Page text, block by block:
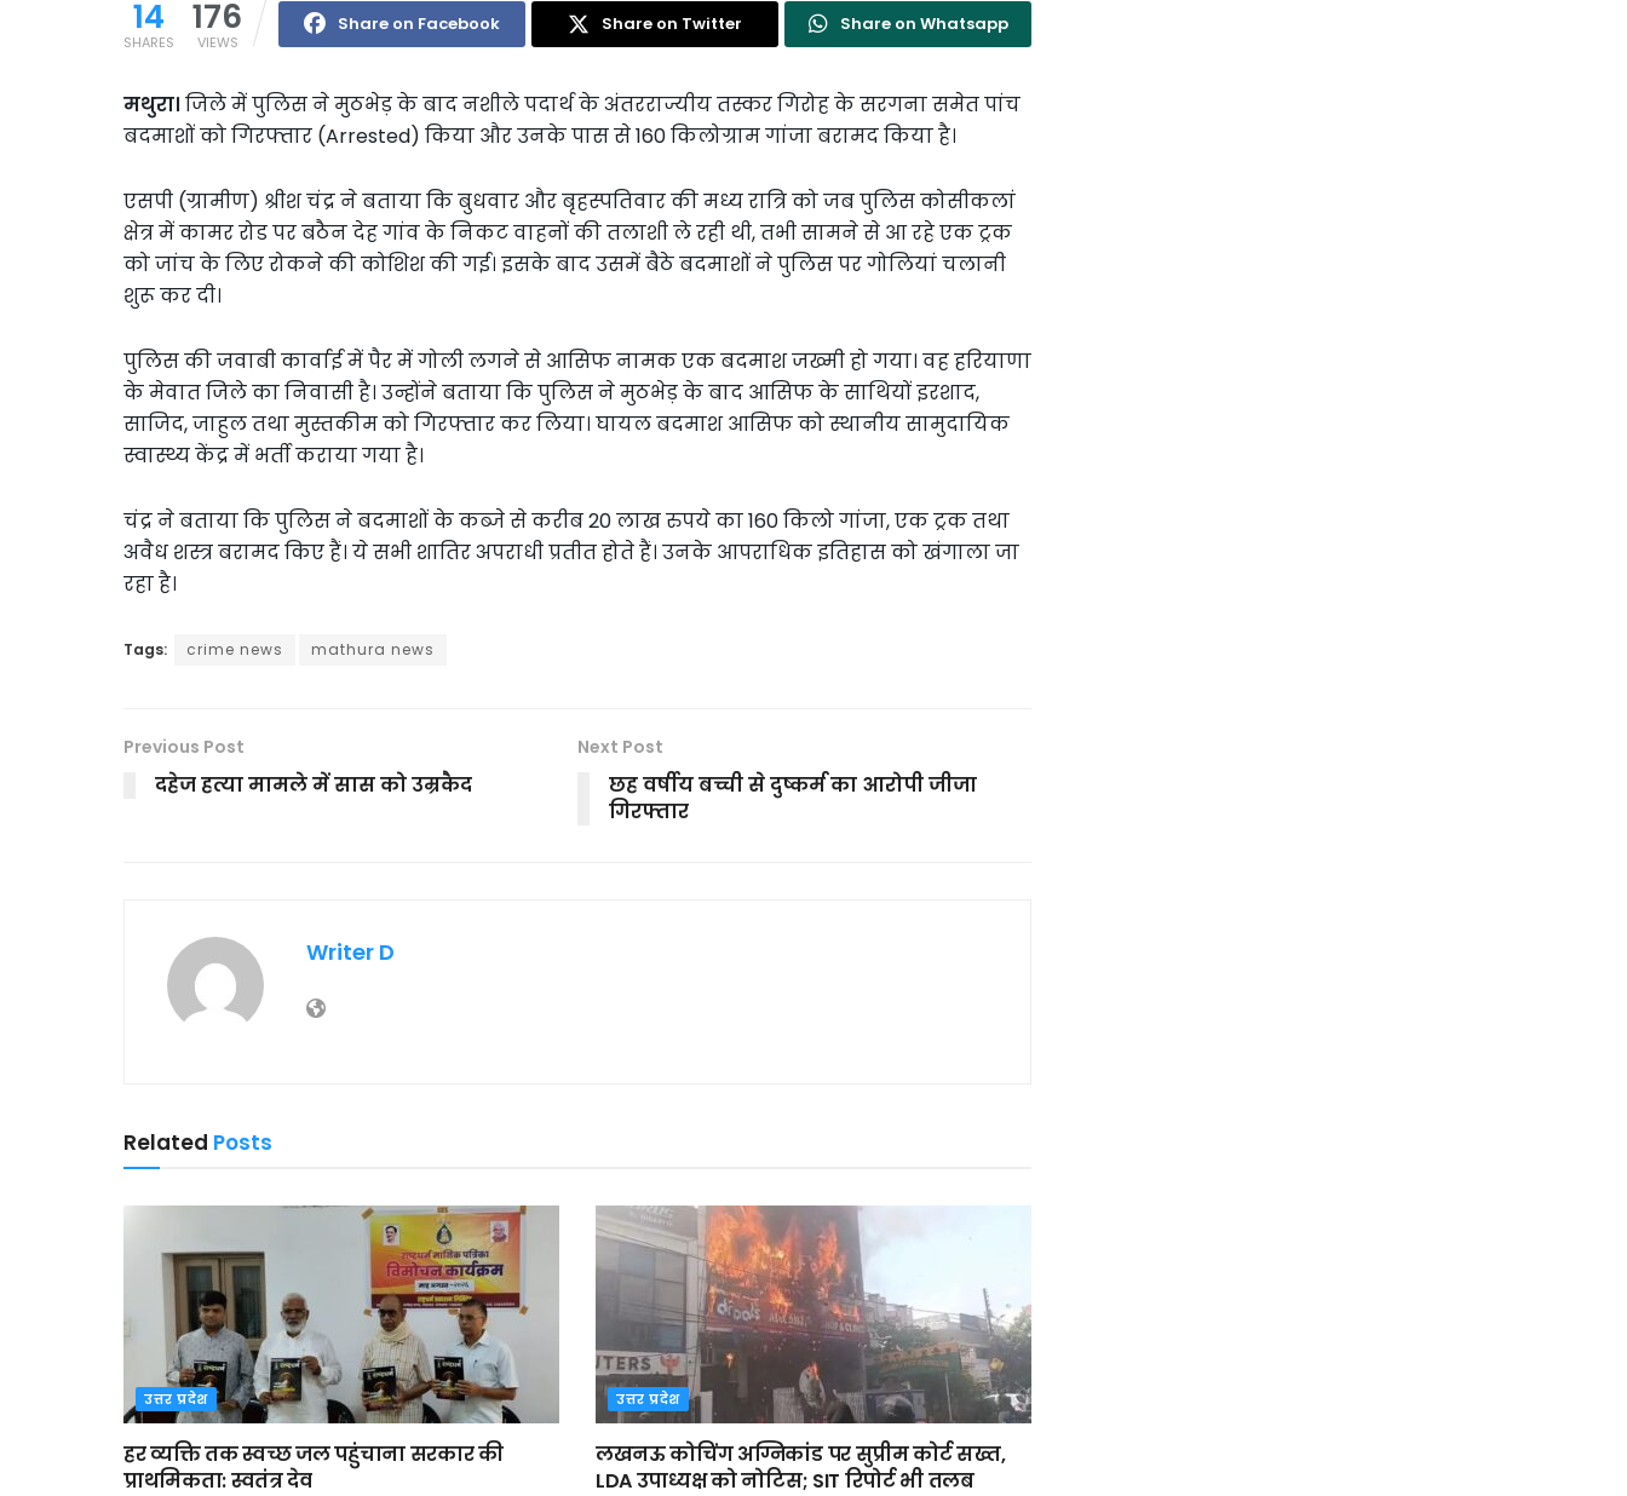
14
SHARES
176
VIEWS
Share on Facebook Share on Twitter Share on Whatsapp
मथुरा। जिले में पुलिस ने मुठभेड़ के बाद नशीले पदार्थ के अंतरराज्यीय तस्कर गिरोह के सरगना समेत पांच
बदमाशों को गिरफ्तार (Arrested) किया और उनके पास से 160 किलोग्राम गांजा बरामद किया है।
एसपी (ग्रामीण) श्रीश चंद्र ने बताया कि बुधवार और बृहस्पतिवार की मध्य रात्रि को जब पुलिस कोसीकलां
क्षेत्र में कामर रोड पर बठैन देह गांव के निकट वाहनों की तलाशी ले रही थी, तभी सामने से आ रहे एक ट्रक
को जांच के लिए रोकने की कोशिश की गई। इसके बाद उसमें बैठे बदमाशों ने पुलिस पर गोलियां चलानी
शुरू कर दी।
पुलिस की जवाबी कार्वाई में पैर में गोली लगने से आसिफ नामक एक बदमाश जख्मी हो गया। वह हरियाणा
के मेवात जिले का निवासी है। उन्होंने बताया कि पुलिस ने मुठभेड़ के बाद आसिफ के साथियों इरशाद,
साजिद, जाहुल तथा मुस्तकीम को गिरफ्तार कर लिया। घायल बदमाश आसिफ को स्थानीय सामुदायिक
स्वास्थ्य केंद्र में भर्ती कराया गया है।
चंद्र ने बताया कि पुलिस ने बदमाशों के कब्जे से करीब 20 लाख रुपये का 160 किलो गांजा, एक ट्रक तथा
अवैध शस्त्र बरामद किए हैं। ये सभी शातिर अपराधी प्रतीत होते हैं। उनके आपराधिक इतिहास को खंगाला जा
रहा है।
Tags: crime news mathura news
Previous Post
दहेज हत्या मामले में सास को उम्रकैद
Next Post
छह वर्षीय बच्ची से दुष्कर्म का आरोपी जीजा
गिरफ्तार
Writer D
Related Posts
उत्तर प्रदेश
हर व्यक्ति तक स्वच्छ जल पहुंचाना सरकार की
प्राथमिकता: स्वतंत्र देव
उत्तर प्रदेश
लखनऊ कोचिंग अग्निकांड पर सुप्रीम कोर्ट सख्त,
LDA उपाध्यक्ष को नोटिस; SIT रिपोर्ट भी तलब